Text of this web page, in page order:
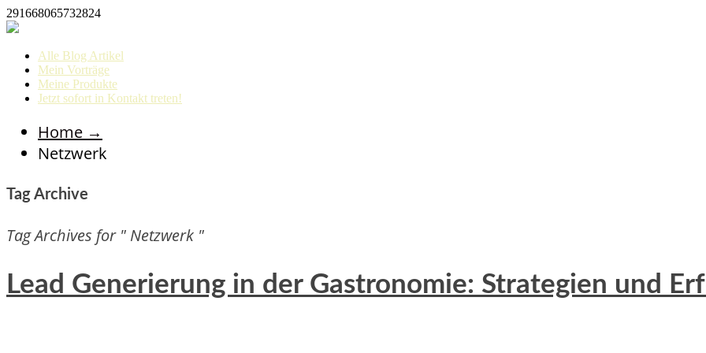
291668065732824
Alle Blog Artikel
Mein Vorträge
Meine Produkte
Jetzt sofort in Kontakt treten!
Home →
Netzwerk
Tag Archive
Tag Archives for " Netzwerk "
Lead Generierung in der Gastronomie: Strategien und